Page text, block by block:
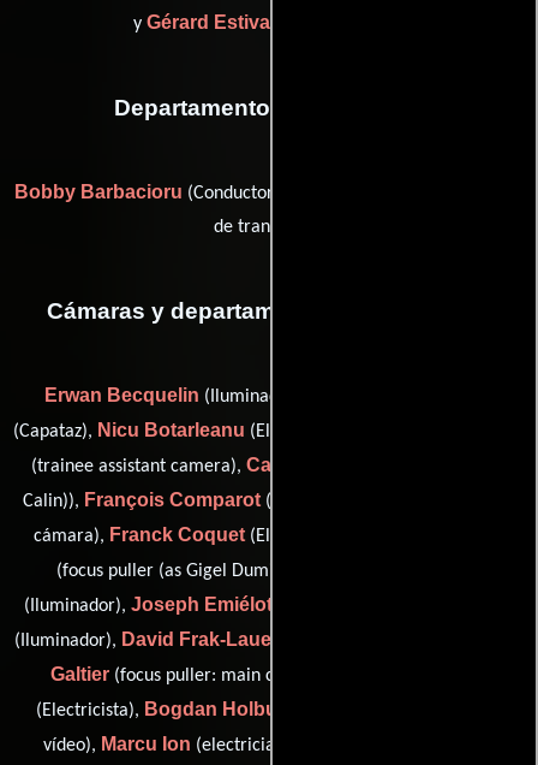
y Gérard Estival
Departamento de transporte
Bobby Barbacioru (Conductor) y
de transporte)
Cámaras y departamento de electricidad
Erwan Becquelin (Iluminador),
(Capataz), Nicu Botarleanu (Electricista),
(trainee assistant camera), Calin Catalin
Calin)), François Comparot(Encargado de equipamiento de
cámara), Franck Coquet(Electricista),
(focus puller (as Gigel Dumitrescu)),
(Iluminador), Joseph Emiélot
(Iluminador), David Frak-Lauer
Galtier(focus puller: main camera),
(Electricista), Bogdan Holbura
vídeo), Marcu Ion (electrician (as Ion Marcu)),